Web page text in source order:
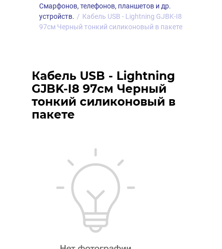
Смарфонов, телефонов, планшетов и др.
устройств. / Кабель USB - Lightning GJBK-I8
97см Черный тонкий силиконовый в пакете
Кабель USB - Lightning
GJBK-I8 97см Черный
тонкий силиконовый в
пакете